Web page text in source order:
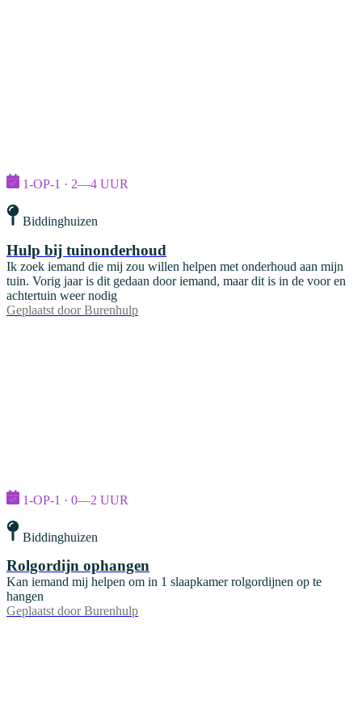
1-OP-1 · 2—4 UUR
Biddinghuizen
Hulp bij tuinonderhoud
Ik zoek iemand die mij zou willen helpen met onderhoud aan mijn
tuin. Vorig jaar is dit gedaan door iemand, maar dit is in de voor en
achtertuin weer nodig
Geplaatst door Burenhulp
1-OP-1 · 0—2 UUR
Biddinghuizen
Rolgordijn ophangen
Kan iemand mij helpen om in 1 slaapkamer rolgordijnen op te
hangen
Geplaatst door Burenhulp